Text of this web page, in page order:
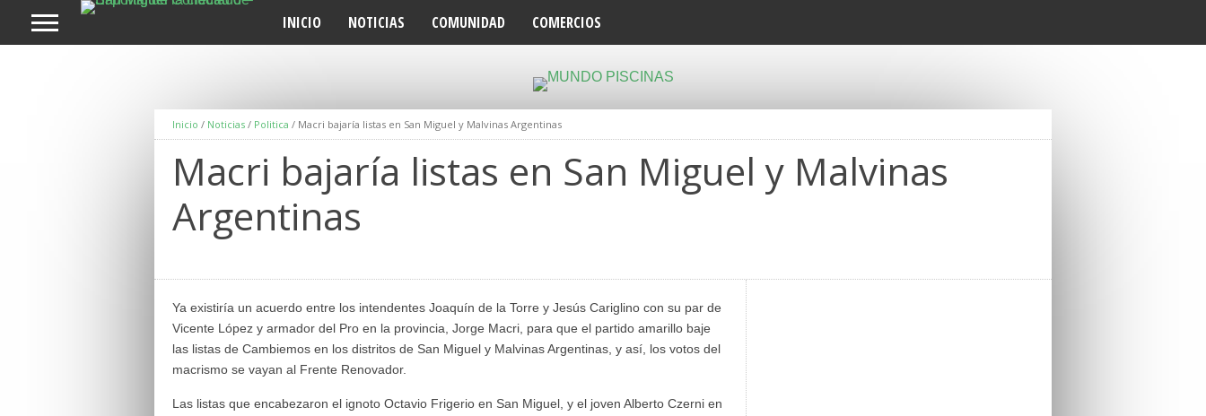
INICIO NOTICIAS COMUNIDAD COMERCIOS
Inicio / Noticias / Politica / Macri bajaría listas en San Miguel y Malvinas Argentinas
Macri bajaría listas en San Miguel y Malvinas
Argentinas
Ya existiría un acuerdo entre los intendentes Joaquín de la Torre y Jesús Cariglino con su par de
Vicente López y armador del Pro en la provincia, Jorge Macri, para que el partido amarillo baje
las listas de Cambiemos en los distritos de San Miguel y Malvinas Argentinas, y así, los votos del
macrismo se vayan al Frente Renovador.
Las listas que encabezaron el ignoto Octavio Frigerio en San Miguel, y el joven Alberto Czerni en